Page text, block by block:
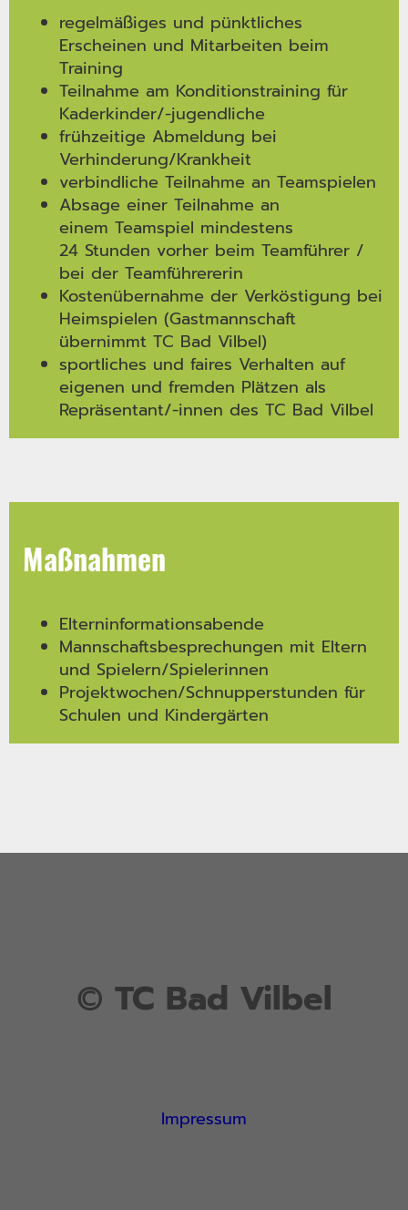
regelmäßiges und pünktliches
Erscheinen und Mitarbeiten beim
Training
Teilnahme am Konditionstraining für
Kaderkinder/-jugendliche
frühzeitige Abmeldung bei
Verhinderung/Krankheit
verbindliche Teilnahme an Teamspielen
Absage einer Teilnahme an
einem Teamspiel mindestens
24 Stunden vorher beim Teamführer /
bei der Teamführererin
Kostenübernahme der Verköstigung bei
Heimspielen (Gastmannschaft
übernimmt TC Bad Vilbel)
sportliches und faires Verhalten auf
eigenen und fremden Plätzen als
Repräsentant/-innen des TC Bad Vilbel
Maßnahmen
Elterninformationsabende
Mannschaftsbesprechungen mit Eltern
und Spielern/Spielerinnen
Projektwochen/Schnupperstunden für
Schulen und Kindergärten
© TC Bad Vilbel
Impressum